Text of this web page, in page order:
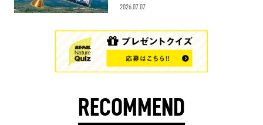
2026.07.07
RECOMMEND